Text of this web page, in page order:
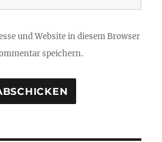
und Website in diesem Browser
speichern.